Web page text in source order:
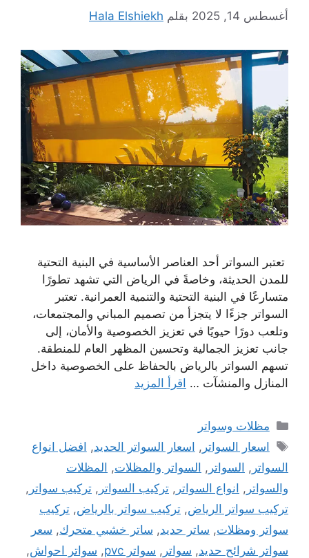
أغسطس 14, 2025 بقلم Hala Elshiekh
تعتبر السواتر أحد العناصر الأساسية في البنية التحتية
للمدن الحديثة، وخاصةً في الرياض التي تشهد تطورًا
متسارعًا في البنية التحتية والتنمية العمرانية. تعتبر
السواتر جزءًا لا يتجزأ من تصميم المباني والمجتمعات،
وتلعب دورًا حيويًا في تعزيز الخصوصية والأمان، إلى
جانب تعزيز الجمالية وتحسين المظهر العام للمنطقة.
تسهم السواتر بالرياض بالحفاظ على الخصوصية داخل
المنازل والمنشآت … اقرأ المزيد
التصنيفات
مظلات وسواتر
الوسوم
اسعار السواتر , اسعار السواتر الحديد, افضل انواع
السواتر , السواتر , السواتر والمظلات, المظلات
والسواتر , انواع السواتر , تركيب السواتر , تركيب سواتر ,
تركيب سواتر الرياض, تركيب سواتر بالرياض, تركيب
سواتر ومظلات, ساتر حديد, ساتر خشبي متحرك, سعر
سواتر شرائح حديد, سواتر , سواتر pvc , سواتر احواش,